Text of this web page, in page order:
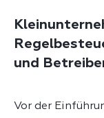
und
Vor der